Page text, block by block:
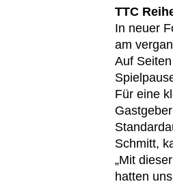
TTC
In neuer
am
Auf
Für eine
Schmitt,
„Mit
hatten